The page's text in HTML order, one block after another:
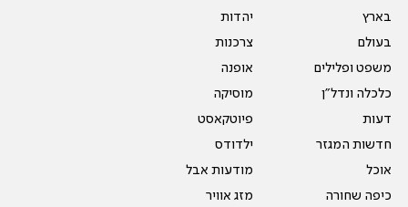
בארץ
בעולם
משפט ופלילים
כלכלה ונדל"ן
דעות
חדשות המגזר
אוכל
כיפה שחורה
יהדות
צרכנות
אופנה
מוסיקה
פיוטקאסט
ילדודס
מודעות אבל
מזג אוויר